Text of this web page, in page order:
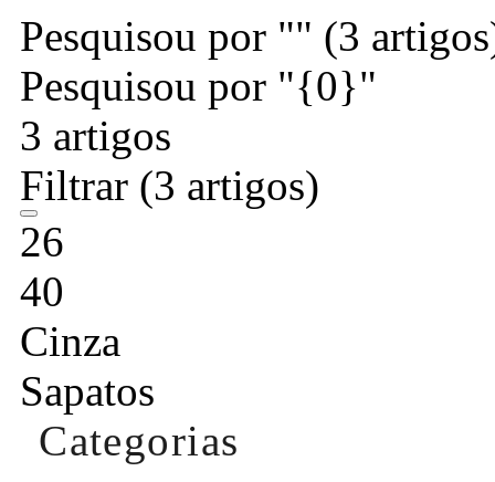
Pesquisou por "" (3
Pesquisou por "{0}"
3 artigos
Filtrar (3 artigos)
26
40
Cinza
Sapatos
Categorias